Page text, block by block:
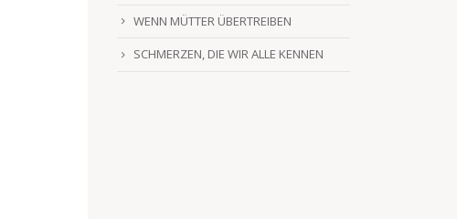
WENN MÜTTER ÜBERTREIBEN
SCHMERZEN, DIE WIR ALLE KENNEN